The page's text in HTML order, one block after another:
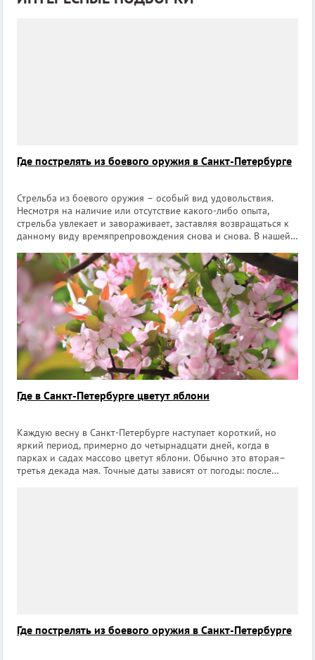
Где пострелять из боевого оружия в Санкт-Петербурге
Стрельба из боевого оружия – особый вид удовольствия.
Несмотря на наличие или отсутствие какого-либо опыта,
стрельба увлекает и завораживает, заставляя возвращаться к
данному виду времяпрепровождения снова и снова. В нашей
можно приобщиться к данно
Где в Санкт-Петербурге цветут яблони
Каждую весну в Санкт-Петербурге наступает короткий, но
яркий период, примерно до четырнадцати дней, когда в
парках и садах массово цветут яблони. Обычно это вторая–
третья декада мая. Точные даты зависят от погоды: после
Где пострелять из боевого оружия в Санкт-Петербурге